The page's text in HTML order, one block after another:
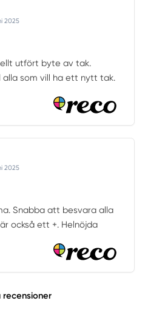
2025
utfört byte av tak.
alla som vill ha ett nytt tak.
2025
Snabba att besvara alla
också ett +. Helnöjda
recensioner